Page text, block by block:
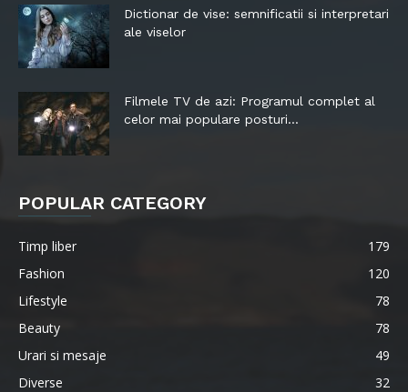
Dictionar de vise: semnificatii si interpretari
ale viselor
Filmele TV de azi: Programul complet al
celor mai populare posturi...
POPULAR CATEGORY
Timp liber
179
Fashion
120
Lifestyle
78
Beauty
78
Urari si mesaje
49
Diverse
32